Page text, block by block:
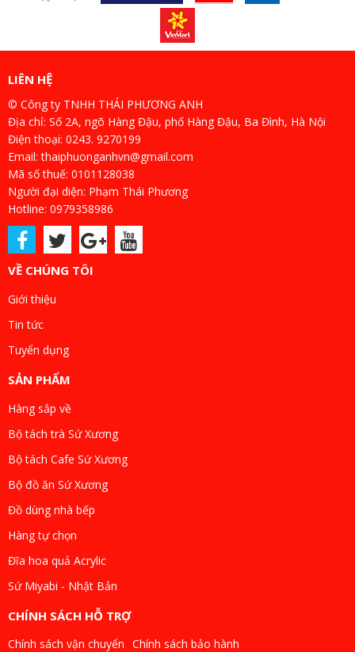
LIÊN HỆ
© Công ty TNHH THÁI PHƯƠNG ANH
Địa chỉ: Số 2A, ngõ Hàng Đậu, phố Hàng Đậu, Ba Đình, Hà Nội
Điện thoại: 0243. 9270199
Email: thaiphuonganhvn@gmail.com
Mã số thuế: 0101128038
Người đại diện: Phạm Thái Phương
Hotline: 0979358986
VỀ CHÚNG TÔI
Giới thiệu
Tin tức
Tuyển dụng
SẢN PHẨM
Hàng sắp về
Bộ tách trà Sứ Xương
Bộ tách Cafe Sứ Xương
Bộ đồ ăn Sứ Xương
Đồ dùng nhà bếp
Hàng tự chọn
Đĩa hoa quả Acrylic
Sứ Miyabi - Nhật Bản
CHÍNH SÁCH HỖ TRỢ
Chính sách vận chuyển Chính sách bảo hành